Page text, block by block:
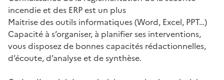
incendie et des ERP est un plus
Maitrise des outils informatiques (Word, Excel, PPT…)
Capacité à s’organiser, à planifier ses interventions,
vous disposez de bonnes capacités rédactionnelles,
d’écoute, d’analyse et de synthèse.